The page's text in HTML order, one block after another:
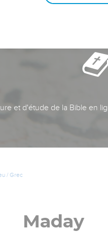
et d'étude de la Bible en
/ Grec
Maday